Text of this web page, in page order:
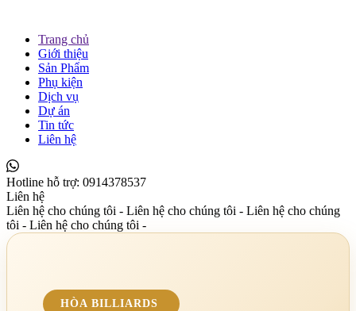
Trang chủ
Giới thiệu
Sản Phẩm
Phụ kiện
Dịch vụ
Dự án
Tin tức
Liên hệ
Hotline hỗ trợ: 0914378537
Liên hệ
Liên hệ cho chúng tôi - Liên hệ cho chúng tôi - Liên hệ cho chúng
tôi - Liên hệ cho chúng tôi -
HÒA BILLIARDS